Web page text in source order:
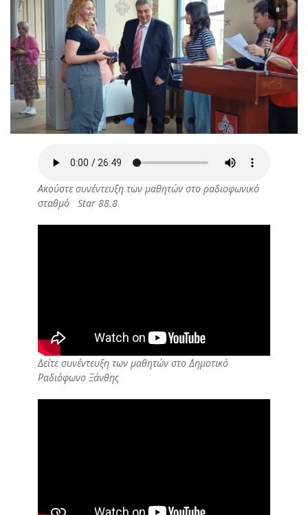
Ακούστε συνέντευξη των μαθητών στο ραδιοφωνικό
σταθμό Star 88.8
Δείτε συνέντευξη των μαθητών στο Δημοτικό
Ραδιόφωνο Ξάνθης